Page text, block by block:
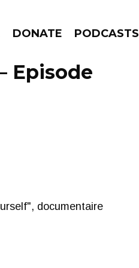
DONATE PODCASTS
GO!
Episode
documentaire